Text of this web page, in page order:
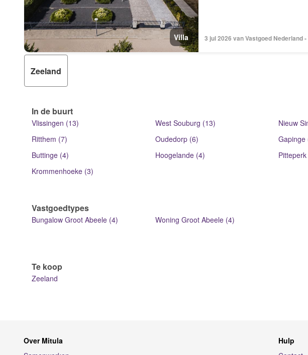
Villa 3 jul 2026 van Vastgoed Nederland
Zeeland
In de buurt
Vlissingen (13) West Souburg (13) Nieuw
Ritthem (7)
Oudedorp (6) Gapinge
Buttinge (4)
Hoogelande (4)
Krommenhoeke (3)
Vastgoedtypes
Bungalow Groot Abeele (4) Woning Groot Abeele (4)
Te koop
Zeeland
Over Mitula
Hulp